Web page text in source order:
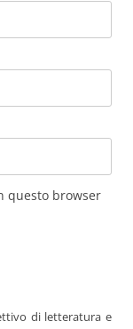
questo browser
di letteratura e